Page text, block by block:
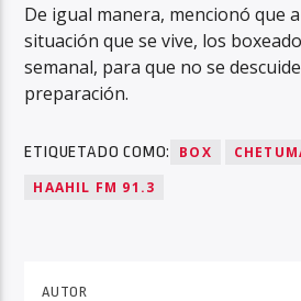
De igual manera, mencionó que
situación que se vive, los
semanal, para que no se
preparación.
ETIQUETADO COMO: BOX
HAAHIL FM 91.3
AUTOR